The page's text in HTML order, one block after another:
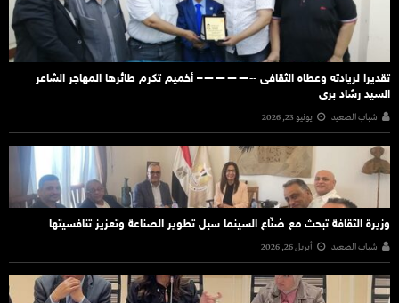
تقديرا لريادته وعطاه الثقافى ‐‐————– أخميم تكرم طائرها المهاجر الشاعر
السيد رشاد برى
شباب الصعيد يونيو 23, 2026
وزيرة الثقافة تبحث مع صُنّاع السينما سبل تطوير الصناعة وتعزيز تنافسيتها
شباب الصعيد أبريل 26, 2026